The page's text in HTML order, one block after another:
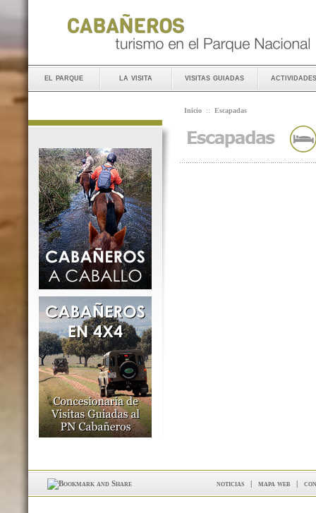
el parque la visita visitas guiadas actividades
Inicio :: Escapadas
noticias | mapa web |